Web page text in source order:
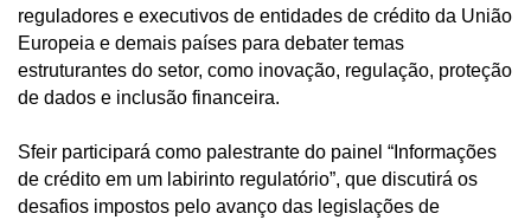
reguladores e executivos de entidades de crédito da União
Europeia e demais países para debater temas
estruturantes do setor, como inovação, regulação, proteção
de dados e inclusão financeira.
Sfeir participará como palestrante do painel “Informações
de crédito em um labirinto regulatório”, que discutirá os
desafios impostos pelo avanço das legislações de